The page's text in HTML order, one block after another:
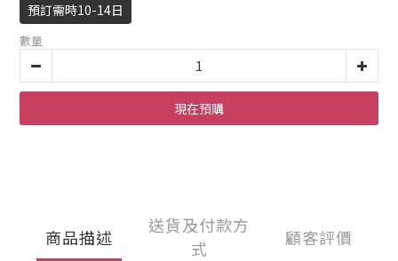
預訂需時10-14日
數量
現在預購
商品描述
送貨及付款方
式
顧客評價